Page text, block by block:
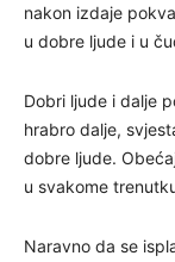
nakon izdaje
u dobre ljude i u
Dobri ljude i dalje
hrabro dalje,
dobre ljude.
u svakome
Naravno da se